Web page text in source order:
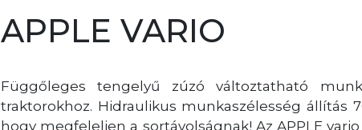
APPLE VARIO
Függőleges tengelyű zúzó változtatható
traktorokhoz. Hidraulikus munkaszélesség
hogy megfeleljen a sortávolságnak! Az APPLE